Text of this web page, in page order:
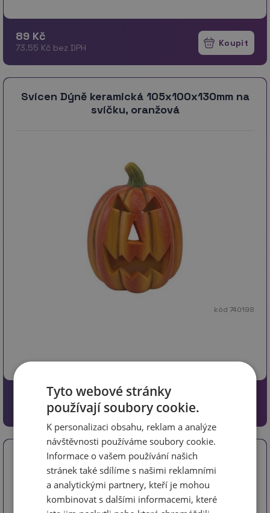
89 Kč
73.55 Kč bez DPH
Svícen Dýně keramická 105x100x130mm na
svíčku, oranžová
kód 740198
162 Kč
133.88 Kč bez DPH
Svíčka ve skle s víčkem 510 g, CITRONELA
Tyto webové stránky
používají soubory cookie.
K personalizaci obsahu, reklam a analýze
návštěvnosti používáme soubory cookie.
Informace o vašem používání našich
stránek také sdílíme s našimi reklamními
a analytickými partnery, kteří je mohou
kombinovat s dalšími informacemi, které